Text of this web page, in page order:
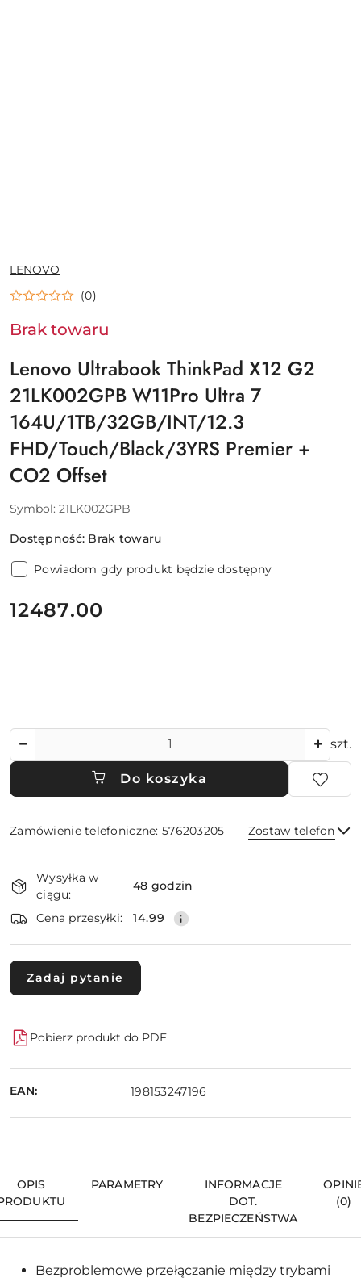
NAZWA
PRODUCENTA:
LENOVO
(0)
Brak towaru
Lenovo Ultrabook ThinkPad X12 G2
21LK002GPB W11Pro Ultra 7
164U/1TB/32GB/INT/12.3
FHD/Touch/Black/3YRS Premier +
CO2 Offset
Symbol: 21LK002GPB
Dostępność: Brak towaru
Powiadom gdy produkt będzie dostępny
cena:
12487.00
szt.
Do koszyka
Zamówienie telefoniczne: 576203205 Zostaw telefon
Dostępność
i
dostawa
Wysyłka w
ciągu:
48 godzin
Cena przesyłki: 14.99
Zadaj pytanie
Pobierz produkt do PDF
EAN: 198153247196
OPIS
PARAMETRY
INFORMACJE
DOT.
BEZPIECZEŃSTWA
(0)
Bezproblemowe przełączanie między trybami